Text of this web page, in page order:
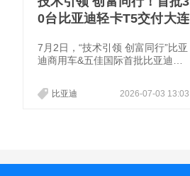
0台比亚迪轻卡T5交付大连
7月2日，“技术引领 创富同行”比亚
迪商用车&五佳国际首批比亚迪轻
行。首批30台比亚迪轻卡T5正式
交付大连五佳国际贸易有限公司，
绿色物流发展。
2026-07-03 13:03
比亚迪